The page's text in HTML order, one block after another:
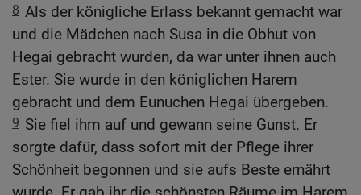
8 Als der königliche Erlass bekannt gemacht war
und die Mädchen nach Susa in die Obhut von
Hegai gebracht wurden, da war unter ihnen auch
Ester. Sie wurde in den königlichen Harem
gebracht und dem Eunuchen Hegai übergeben.
9 Sie fiel ihm auf und gewann seine Gunst. Er
sorgte dafür, dass sofort mit der Pflege ihrer
Schönheit begonnen und sie aufs Beste ernährt